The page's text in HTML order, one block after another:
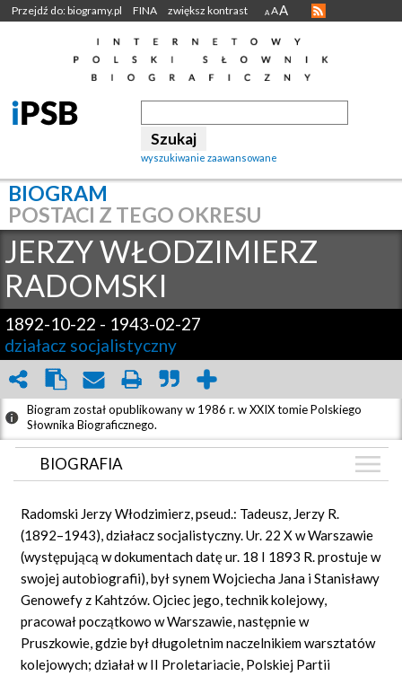
Przejdź do: biogramy.pl FINA zwiększ kontrast A AA
wyszukiwanie zaawansowane
BIOGRAM
POSTACI Z TEGO OKRESU
JERZY WŁODZIMIERZ
RADOMSKI
1892-10-22 - 1943-02-27
działacz socjalistyczny
Biogram został opublikowany w 1986 r. w XXIX tomie Polskiego
Słownika Biograficznego.
BIOGRAFIA
GRAF POWIĄZAŃ
DYSKUSJA
Mapa
Radomski Jerzy Włodzimierz, pseud.: Tadeusz, Jerzy R.
(1892–1943), działacz socjalistyczny. Ur. 22 X w Warszawie
(występującą w dokumentach datę ur. 18 I 1893 R. prostuje w
swojej autobiografii), był synem Wojciecha Jana i Stanisławy
Genowefy z Kahtzów. Ojciec jego, technik kolejowy,
pracował początkowo w Warszawie, następnie w
Pruszkowie, gdzie był długoletnim naczelnikiem warsztatów
kolejowych; działał w II Proletariacie, Polskiej Partii